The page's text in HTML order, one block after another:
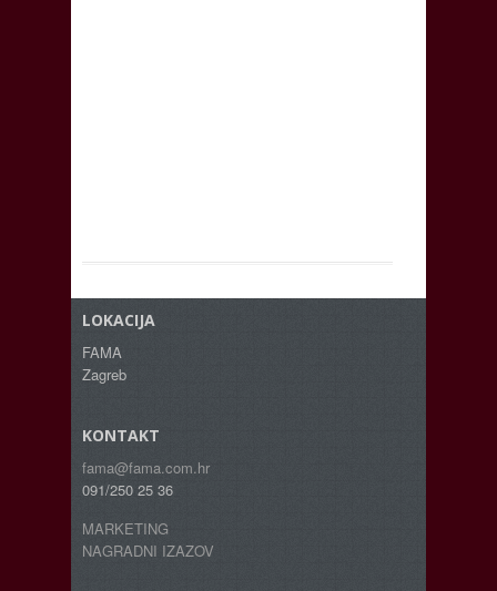
LOKACIJA
FAMA
Zagreb
KONTAKT
fama@fama.com.hr
091/250 25 36
MARKETING
NAGRADNI IZAZOV